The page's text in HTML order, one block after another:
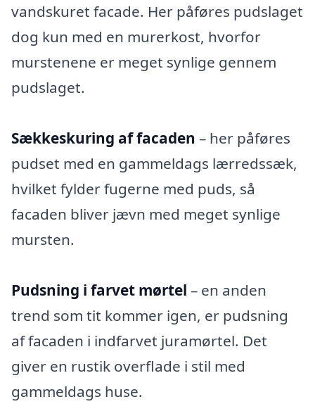
vandskuret facade. Her påføres pudslaget
dog kun med en murerkost, hvorfor
murstenene er meget synlige gennem
pudslaget.
Sækkeskuring af facaden – her påføres
pudset med en gammeldags lærredssæk,
hvilket fylder fugerne med puds, så
facaden bliver jævn med meget synlige
mursten.
Pudsning i farvet mørtel – en anden
trend som tit kommer igen, er pudsning
af facaden i indfarvet juramørtel. Det
giver en rustik overflade i stil med
gammeldags huse.